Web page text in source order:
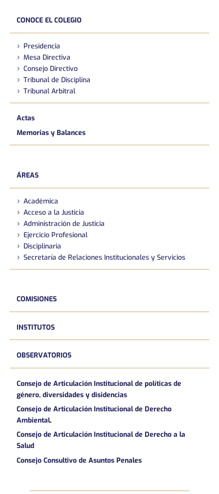
CONOCE EL COLEGIO
Presidencia
Mesa Directiva
Consejo Directivo
Tribunal de Disciplina
Tribunal Arbitral
Actas
Memorias y Balances
ÁREAS
Académica
Acceso a la Justicia
Administración de Justicia
Ejercicio Profesional
Disciplinaria
Secretaría de Relaciones Institucionales y Servicios
COMISIONES
INSTITUTOS
OBSERVATORIOS
Consejo de Articulación Institucional de políticas de
género, diversidades y disidencias
Consejo de Articulación Institucional de Derecho
AmbientaL
Consejo de Articulación Institucional de Derecho a la
Salud
Consejo Consultivo de Asuntos Penales